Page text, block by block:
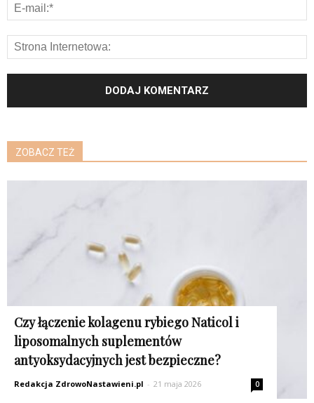
ZOBACZ TEŻ
Czy łączenie kolagenu rybiego Naticol i
liposomalnych suplementów
antyoksydacyjnych jest bezpieczne?
Redakcja ZdrowoNastawieni.pl - 21 maja 2026 0